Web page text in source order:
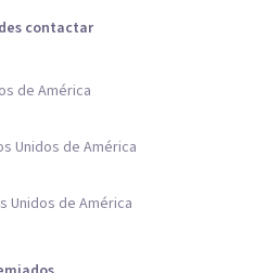
contactar
de América
Unidos de América
Unidos de América